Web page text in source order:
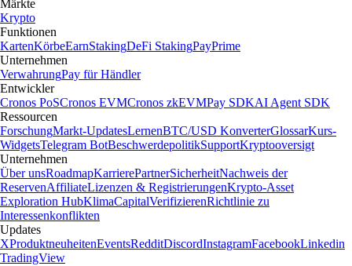
Märkte
Krypto
Funktionen
KartenKörbeEarnStakingDeFi StakingPayPrime
Unternehmen
VerwahrungPay für Händler
Entwickler
Cronos PoSCronos EVMCronos zkEVMPay SDKAI Agent SDK
Ressourcen
ForschungMarkt-UpdatesLernenBTC/USD KonverterGlossarKurs-
WidgetsTelegram BotBeschwerdepolitikSupportKryptooversigt
Unternehmen
Über unsRoadmapKarrierePartnerSicherheitNachweis der
ReservenAffiliateLizenzen & RegistrierungenKrypto-Asset
Exploration HubKlimaCapitalVerifizierenRichtlinie zu
Interessenkonflikten
Updates
XProduktneuheitenEventsRedditDiscordInstagramFacebookLinkedin
TradingView